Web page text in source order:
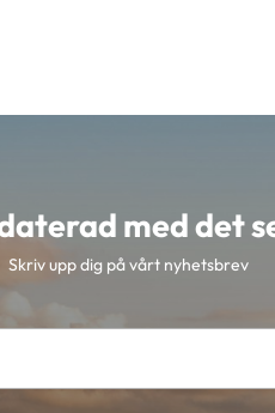
med det
Skriv upp dig på vårt nyhetsbrev